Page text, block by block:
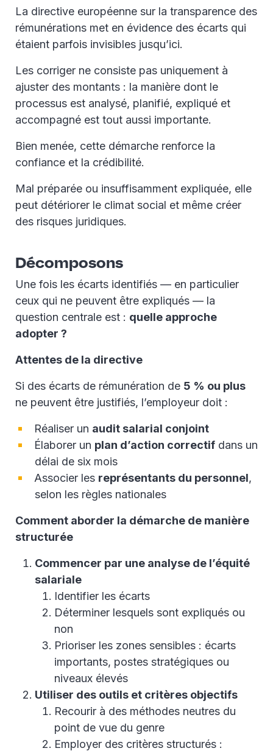
La directive européenne sur la transparence des
rémunérations met en évidence des écarts qui
étaient parfois invisibles jusqu’ici.
Les corriger ne consiste pas uniquement à
ajuster des montants : la manière dont le
processus est analysé, planifié, expliqué et
accompagné est tout aussi importante.
Bien menée, cette démarche renforce la
confiance et la crédibilité.
Mal préparée ou insuffisamment expliquée, elle
peut détériorer le climat social et même créer
des risques juridiques.
Décomposons
Une fois les écarts identifiés — en particulier
ceux qui ne peuvent être expliqués — la
question centrale est : quelle approche
adopter ?
Attentes de la directive
Si des écarts de rémunération de 5 % ou plus
ne peuvent être justifiés, l’employeur doit :
Réaliser un audit salarial conjoint
Élaborer un plan d’action correctif dans un
délai de six mois
Associer les représentants du personnel,
selon les règles nationales
Comment aborder la démarche de manière
structurée
Commencer par une analyse de l’équité
salariale
Identifier les écarts
Déterminer lesquels sont expliqués ou
non
Prioriser les zones sensibles : écarts
importants, postes stratégiques ou
niveaux élevés
Utiliser des outils et critères objectifs
Recourir à des méthodes neutres du
point de vue du genre
Employer des critères structurés :